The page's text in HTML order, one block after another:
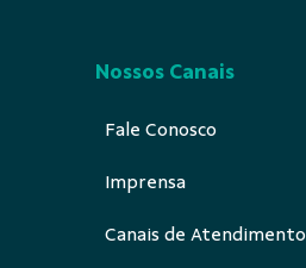
Nossos Canais
Fale Conosco
Imprensa
Canais de Atendimento